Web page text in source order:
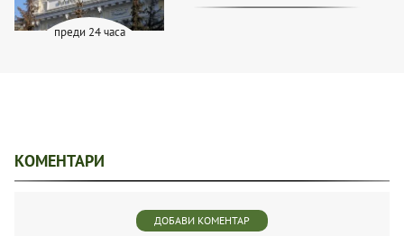
преди 24 часа
КОМЕНТАРИ
ДОБАВИ КОМЕНТАР